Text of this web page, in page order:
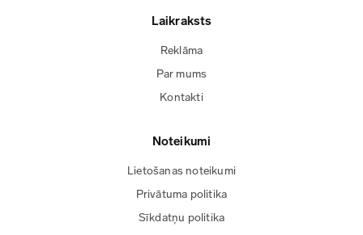
Laikraksts
Reklāma
Par mums
Kontakti
Noteikumi
Lietošanas noteikumi
Privātuma politika
Sīkdatņu politika